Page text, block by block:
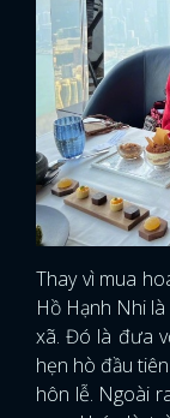
Thay vì mua
Hồ Hạnh Nhi
xã. Đó là đưa
hẹn hò đầu
hôn lễ. Ngoài